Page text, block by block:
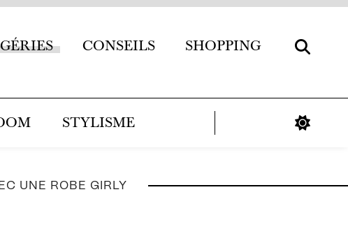
CONSEILS SHOPPING
STYLISME
UNE ROBE GIRLY